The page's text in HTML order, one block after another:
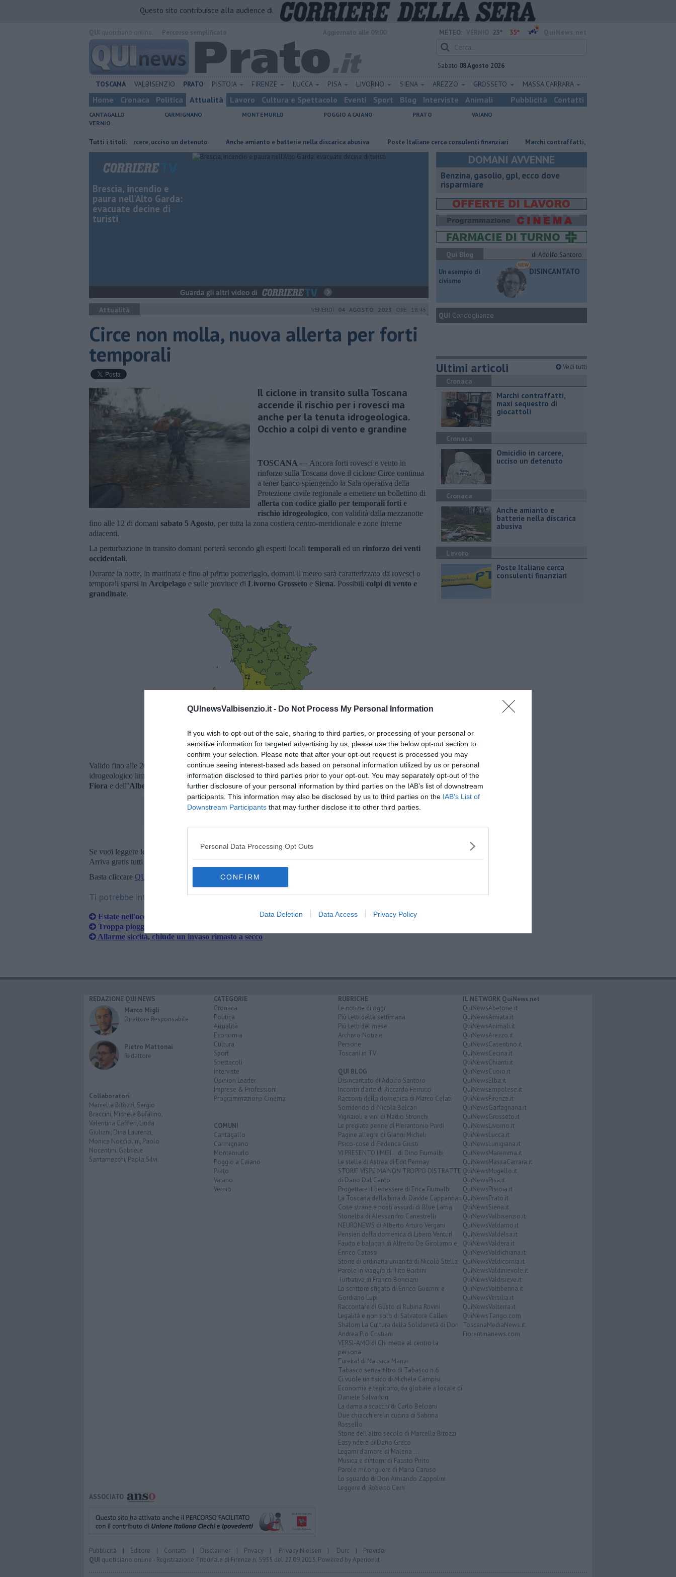
QUInewsValbisenzio.it - Do Not Process My Personal Information
If you wish to opt-out of the sale, sharing to third parties, or processing of your personal or
sensitive information for targeted advertising by us, please use the below opt-out section to
confirm your selection. Please note that after your opt-out request is processed you may
continue seeing interest-based ads based on personal information utilized by us or personal
information disclosed to third parties prior to your opt-out. You may separately opt-out of the
further disclosure of your personal information by third parties on the IAB’s list of downstream
participants. This information may also be disclosed by us to third parties on the IAB’s List of
Downstream Participants that may further disclose it to other third parties.
Personal Data Processing Opt Outs
CONFIRM
Data Deletion Data Access Privacy Policy
Questo sito contribuisce alla audience di
METEO: 23° 35°
Sabato 08 Agosto 2026
TOSCANA VALBISENZIO PRATO PISTOIA FIRENZE LUCCA PISA LIVORNO SIENA AREZZO GROSSETO MASSA CARRARA
Home Cronaca Politica Attualità Lavoro Cultura e Spettacolo Eventi Sport Blog Interviste Animali Pubblicità Contatti
CANTAGALLO CARMIGNANO MONTEMURLO POGGIO A CAIANO PRATO
VAIANO
VERNIO
Tutti i titoli:
Omicidio in carcere, ucciso un detenuto Anche amianto e batterie nella discarica abusiva Poste Italiane cerca consulenti finanziari Marchi contraffatti, maxi sequestro di giocattoli
Brescia, incendio e
paura nell'Alto Garda:
evacuate decine di
turisti
Attualità VENERDÌ 04 AGOSTO 2023 ORE 18:45
Circe non molla, nuova allerta per forti
temporali
Il ciclone in transito sulla Toscana
accende il rischio per i rovesci ma
anche per la tenuta idrogeologica.
Occhio a colpi di vento e grandine
TOSCANA — Ancora forti rovesci e vento in
rinforzo sulla Toscana dove il ciclone Circe continua
a tener banco spiengendo la Sala operativa della
Protezione civile regionale a emettere un bollettino di
allerta con codice giallo per temporali forti e
rischio idrogeologico, con validità dalla mezzanotte
fino alle 12 di domani sabato 5 Agosto, per tutta la zona costiera centro-meridionale e zone interne
adiacenti.
La perturbazione in transito domani porterà secondo gli esperti locali temporali ed un rinforzo dei venti
occidentali.
Durante la notte, in mattinata e fino al primo pomeriggio, domani il meteo sarà caratterizzato da rovesci o
temporali sparsi in Arcipelago e sulle province di Livorno Grosseto e Siena. Possibili colpi di vento e
grandinate.
La mappa dell'allerta della Regione Toscana
Valido fino alle 20 di oggi 4 Agosto, intanto, il codice giallo sempre per temporali forti e rischio
idrogeologico limitato alle zone dellaValdichiana,Valtiberina, dell’Ombrone e medio grossetano, del
Fiora e dell’Albegna
Se vuoi leggere le notizie principali della Toscana iscriviti allaNewsletter QUInews - ToscanaMedia.
Arriva gratis tutti i giorni alle 20:00 direttamente nella tua casella di posta.
Basta cliccare QUI
Ti potrebbe interessare anche:
Estate nell'occhio del ciclone, allerta per temporali forti
Troppa pioggia, meloni spaccati e noccioline affogate
Allarme siccità, chiude un invaso rimasto a secco
DOMANI AVVENNE
​Benzina, gasolio, gpl, ecco dove
risparmiare
Qui Blog
di Adolfo Santoro
​Un esempio di
civismo
DISINCANTATO
QUI Condoglianze
Ultimi articoli Vedi tutti
Cronaca
Marchi contraffatti,
maxi sequestro di
giocattoli
Cronaca
Omicidio in carcere,
ucciso un detenuto
Cronaca
Anche amianto e
batterie nella discarica
abusiva
Lavoro
Poste Italiane cerca
consulenti finanziari
REDAZIONE QUI NEWS
Marco Migli
Direttore Responsabile
Pietro Mattonai
Redattore
Collaboratori
Marcella Bitozzi, Sergio
Braccini, Michele Bufalino,
Valentina Caffieri, Linda
Giuliani, Dina Laurenzi,
Monica Nocciolini, Paolo
Nocentini, Gabriele
Santarnecchi, Paola Silvi.
CATEGORIE
Cronaca
Politica
Attualità
Economia
Cultura
Sport
Spettacoli
Interviste
Opinion Leader
Imprese & Professioni
Programmazione Cinema
COMUNI
Cantagallo
Carmignano
Montemurlo
Poggio a Caiano
Prato
Vaiano
Vernio
RUBRICHE
Le notizie di oggi
Più Letti della settimana
Più Letti del mese
Archivio Notizie
Persone
Toscani in TV
QUI BLOG
Disincantato di Adolfo Santoro
Incontri d'arte di Riccardo Ferrucci
Racconti della domenica di Marco Celati
Sorridendo di Nicola Belcari
Vignaioli e vini di Nadio Stronchi
Le pregiate penne di Pierantonio Pardi
Pagine allegre di Gianni Micheli
Psico-cose di Federica Giusti
VI PRESENTO I MIEI... di Dino Fiumalbi
Le stelle di Astrea di Edit Permay
STORIE VISPE MA NON TROPPO DISTRATTE
di Dario Dal Canto
Progettare il benessere di Erica Fiumalbi
La Toscana della birra di Davide Cappannari
Cose strane e posti assurdi di Blue Lama
Storielba di Alessandro Canestrelli
NEURONEWS di Alberto Arturo Vergani
Pensieri della domenica di Libero Venturi
Fauda e balagan di Alfredo De Girolamo e
Enrico Catassi
Storie di ordinaria umanità di Nicolò Stella
Parole in viaggio di Tito Barbini
Turbative di Franco Bonciani
Lo scrittore sfigato di Enrico Guerrini e
Gordiano Lupi
Raccontare di Gusto di Rubina Rovini
Legalità e non solo di Salvatore Calleri
Shalom La Cultura della Solidarietà di Don
Andrea Pio Cristiani
VERSI-AMO di Chi mette al centro la
persona
Eureka! di Nausica Manzi
Tabasco senza filtro di Tabasco n.6
Ci vuole un fisico di Michele Campisi
Economia e territorio, da globale a locale di
Daniele Salvadori
La dama a scacchi di Carlo Belciani
Due chiacchiere in cucina di Sabrina
Rossello
Storie dell'altro secolo di Marcella Bitozzi
Easy ridere di Dario Greco
Legami d'amore di Malena ...
Musica e dintorni di Fausto Pirìto
Parole milonguere di Maria Caruso
Lo sguardo di Don Armando Zappolini
Leggere di Roberto Cerri
IL NETWORK QuiNews.net
QuiNewsAbetone.it
QuiNewsAmiata.it
QuiNewsAnimali.it
QuiNewsArezzo.it
QuiNewsCasentino.it
QuiNewsCecina.it
QuiNewsChianti.it
QuiNewsCuoio.it
QuiNewsElba.it
QuiNewsEmpolese.it
QuiNewsFirenze.it
QuiNewsGarfagnana.it
QuiNewsGrosseto.it
QuiNewsLivorno.it
QuiNewsLucca.it
QuiNewsLunigiana.it
QuiNewsMaremma.it
QuiNewsMassaCarrara.it
QuiNewsMugello.it
QuiNewsPisa.it
QuiNewsPistoia.it
QuiNewsPrato.it
QuiNewsSiena.it
QuiNewsValbisenzio.it
QuiNewsValdarno.it
QuiNewsValdelsa.it
QuiNewsValdera.it
QuiNewsValdichiana.it
QuiNewsValdicornia.it
QuiNewsValdinievole.it
QuiNewsValdisieve.it
QuiNewsValtiberina.it
QuiNewsVersilia.it
QuiNewsVolterra.it
QuiNewsTango.com
ToscanaMediaNews.it
Fiorentinanews.com
ASSOCIATO
Pubblicità | Editore | Contatti | Disclaimer | Privacy | Privacy Nielsen | Durc | Provider
QUI quotidiano online - Registrazione Tribunale di Firenze n. 5935 del 27.09.2013. Powered byAperion.it